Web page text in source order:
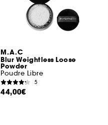
M.A.C
Blur Weightless Loose
Powder
Poudre Libre
5
44,00€